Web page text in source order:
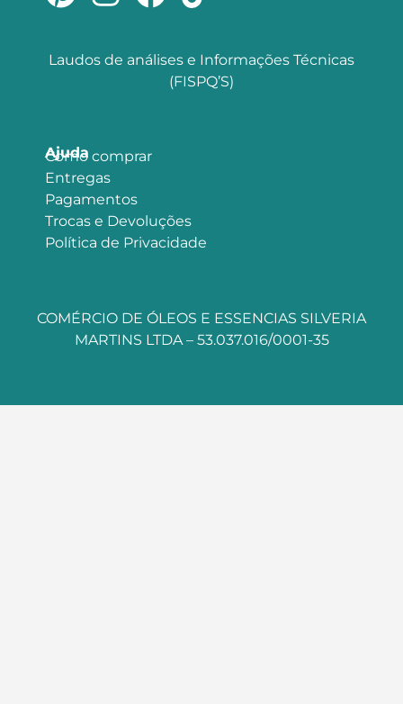
Laudos de análises e Informações Técnicas
(FISPQ’S)
Ajuda
Como comprar
Entregas
Pagamentos
Trocas e Devoluções
Política de Privacidade
COMÉRCIO DE ÓLEOS E ESSENCIAS SILVERIA
MARTINS LTDA – 53.037.016/0001-35